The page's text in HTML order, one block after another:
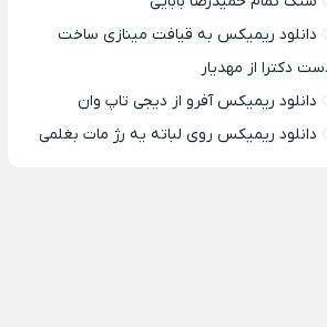
دانلود ریمیکس به قیافت مینازی ساخت
دکترا از مهدیار
دانلود ریمیکس آفرو از ديجی تاپ وان
دانلود ریمیکس روی لباته یه رژ مات بغلمی